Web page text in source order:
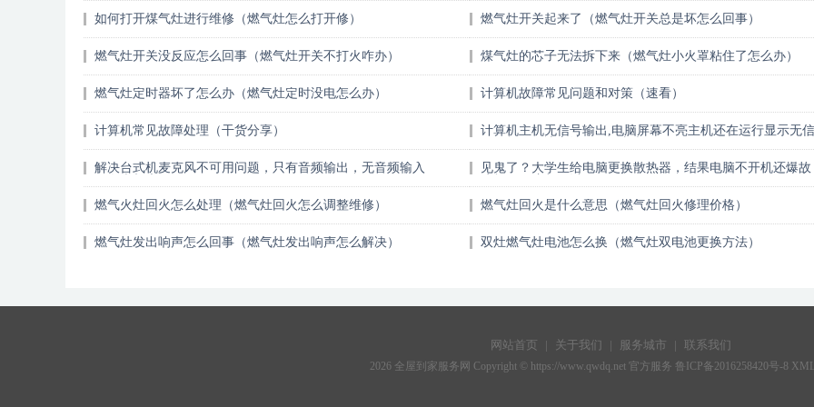
如何打开煤气灶进行维修（燃气灶怎么打开修） 燃气灶开关起来了（燃气灶开关总是坏怎么回事）
燃气灶开关没反应怎么回事（燃气灶开关不打火咋办） 煤气灶的芯子无法拆下来（燃气灶小火罩粘住了怎么办）
燃气灶定时器坏了怎么办（燃气灶定时没电怎么办） 计算机故障常见问题和对策（速看）
计算机常见故障处理（干货分享）
计算机主机无信号输出,电脑屏幕不亮主机还在运行显示无信
解决台式机麦克风不可用问题，只有音频输出，无音频输入
见鬼了？大学生给电脑更换散热器，结果电脑不开机还爆故
燃气火灶回火怎么处理（燃气灶回火怎么调整维修）
燃气灶回火是什么意思（燃气灶回火修理价格）
燃气灶发出响声怎么回事（燃气灶发出响声怎么解决） 双灶燃气灶电池怎么换（燃气灶双电池更换方法）
网站首页 | 关于我们 | 服务城市 | 联系我们
2026 全屋到家服务网 Copyright © https://www.qwdq.net 官方服务 鲁ICP备2016258420号-8